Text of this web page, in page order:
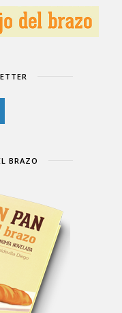
BRAZO